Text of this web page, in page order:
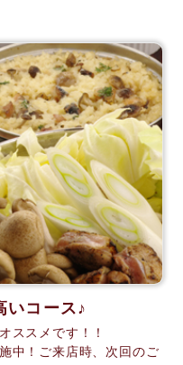
いコース♪
ススメです！！
中！ご来店時、次回のご